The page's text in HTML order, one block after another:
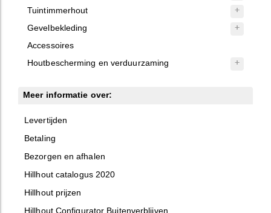
Tuintimmerhout
Gevelbekleding
Accessoires
Houtbescherming en verduurzaming
Meer informatie over:
Levertijden
Betaling
Bezorgen en afhalen
Hillhout catalogus 2020
Hillhout prijzen
Hillhout Configurator Buitenverblijven